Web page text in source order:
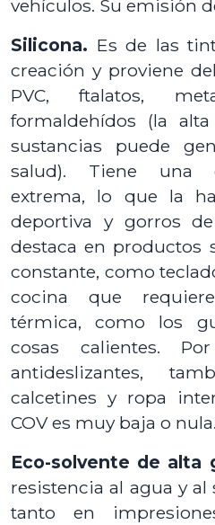
vehículos. Su emisión
Silicona. Es de las
creación y proviene
PVC, ftalatos,
formaldehídos (la
sustancias puede
salud). Tiene una
extrema, lo que la
deportiva y gorros
destaca en productos
constante, como
cocina que
térmica, como los
cosas calientes.
antideslizantes,
calcetines y ropa
COV es muy baja o nula.
Eco-solvente de alta
resistencia al agua y al
tanto en